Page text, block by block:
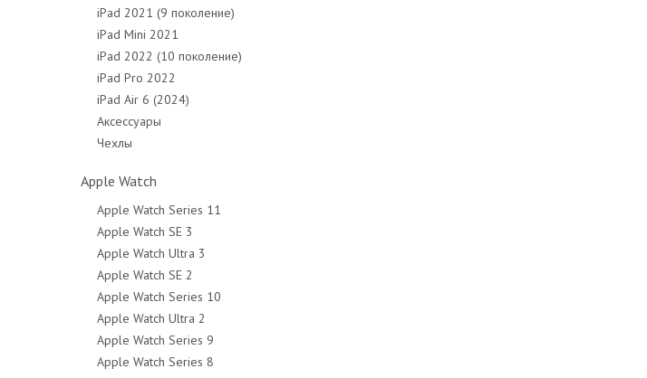
iPad 2021 (9 поколение)
iPad Mini 2021
iPad 2022 (10 поколение)
iPad Pro 2022
iPad Air 6 (2024)
Аксессуары
Чехлы
Apple Watch
Apple Watch Series 11
Apple Watch SE 3
Apple Watch Ultra 3
Apple Watch SE 2
Apple Watch Series 10
Apple Watch Ultra 2
Apple Watch Series 9
Apple Watch Series 8